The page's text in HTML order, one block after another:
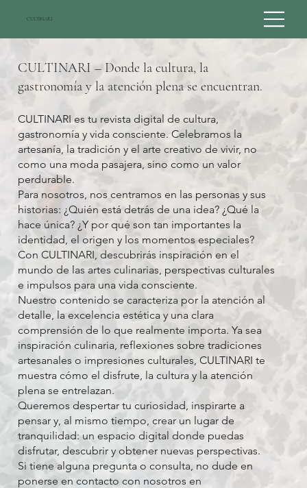
CULTINARI
CULTINARI – Donde la cultura, la
gastronomía y la atención plena se encuentran.
CULTINARI es tu revista digital de cultura,
gastronomía y vida consciente. Celebramos la
artesanía, la tradición y el arte creativo de vivir, no
como una moda pasajera, sino como un valor
perdurable.
Para nosotros, nos centramos en las personas y sus
historias: ¿Quién está detrás de una idea? ¿Qué la
hace única? ¿Y por qué son tan importantes la
identidad, el origen y los momentos especiales?
Con CULTINARI, descubrirás inspiración en el
mundo de las artes culinarias, perspectivas culturales
e impulsos para una vida consciente.
Nuestro contenido se caracteriza por la atención al
detalle, la excelencia estética y una clara
comprensión de lo que realmente importa. Ya sea
inspiración culinaria, reflexiones sobre tradiciones
artesanales o impresiones culturales, CULTINARI te
muestra cómo el disfrute, la cultura y la atención
plena se entrelazan.
Queremos despertar tu curiosidad, inspirarte a
pensar y, al mismo tiempo, crear un lugar de
tranquilidad: un espacio digital donde puedas
disfrutar, descubrir y obtener nuevas perspectivas.
Si tiene alguna pregunta o consulta, no dude en
ponerse en contacto con nosotros en